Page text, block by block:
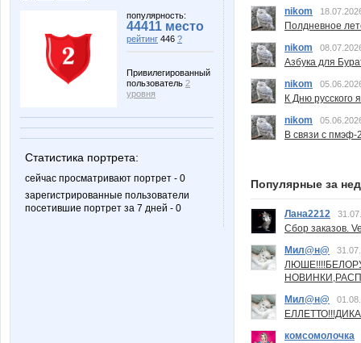
популярность:
44411 место
рейтинг 446 ?
Привилегированный
пользователь 2
уровня
Статистика портрета:
сейчас просматривают портрет - 0
зарегистрированные пользователи
посетившие портрет за 7 дней - 0
nikom
Полдневное
nikom
Азбука для
nikom
К Дню русского
nikom
В связи с пмэф-
Популярные за
Лана2212
Сбор заказов.
Мил@н@
Мил@н@
комсомолочка